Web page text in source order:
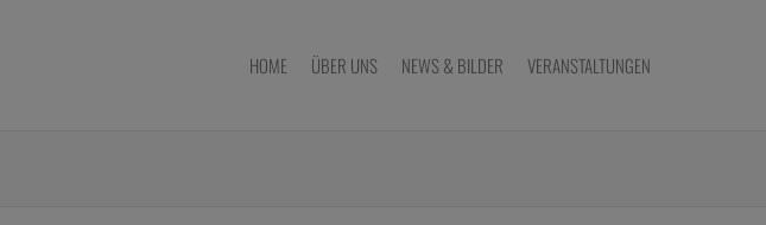
HOME ÜBER UNS NEWS & BILDER VERANSTALTUNGEN